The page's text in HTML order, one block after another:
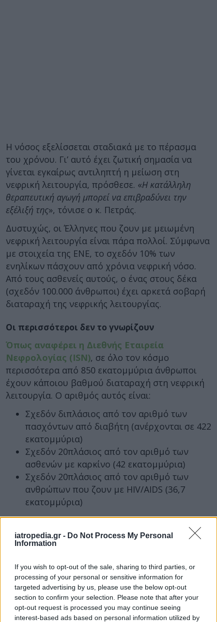
iatropedia.gr - Do Not Process My Personal
Information
If you wish to opt-out of the sale, sharing to third parties, or
processing of your personal or sensitive information for
targeted advertising by us, please use the below opt-out
section to confirm your selection. Please note that after your
opt-out request is processed you may continue seeing
interest-based ads based on personal information utilized by
Η νόσος εξελίσσεται σταδιακά με το πέρασμα
του χρόνου. Γι’ αυτό έχει ζωτική σημασία να
γίνεται εγκαίρως αντιληπτή η μείωση στη
νεφρική λειτουργία, πρόσθεσε. «Η κατάλληλη
θεραπευτική αγωγή μπορεί να επιβραδύνει την
εξέλιξή της», τόνισε ο κ. Πετράς.
Δυστυχώς, οι Έλληνες που ζουν με μειωμένη
νεφρική λειτουργία είναι πάρα πολλοί. Σύμφωνα
με στοιχεία της ΕΝΕ, το σχεδόν 10% των
ενηλίκων πάσχουν από χρόνια νεφρική νόσο.
Από τους ασθενείς αυτούς, ο ένας στους δέκα
(σχεδόν 100.000 άνθρωποι) έχει αρκετά σοβαρή
διαταραχή της νεφρικής λειτουργίας.
Οι περισσότεροι δεν το γνωρίζουν
Όπως αναφέρει η Διεθνής Εταιρεία
Νεφρολογίας (ISN), σε όλο τον κόσμο
περισσότερα από 850 εκατομμύρια άνθρωποι
έχουν κάποιου βαθμού διαταραχή στη νεφρική
λειτουργία. Ο αριθμός αυτός είναι:
Σχεδόν διπλάσιος από τον αριθμό των
πασχόντων από διαβήτη (ανέρχονται σε 422
εκατομμύρια)
Σχεδόν 20πλάσιος από τον αριθμό των
ασθενών με καρκίνο (42 εκατομμύρια)
Σχεδόν 20πλάσιος από τον αριθμό των
ανθρώπων που ζουν με HIV/AIDS (36,7
εκατομμύρια)
Δυστυχώς, οι περισσότεροι πάσχοντες δεν
γνωρίζουν ότι υπολειτουργούν οι νεφροί τους,
διότι δεν έχουν ύποπτα συμπτώματα ούτε
Επιπλέον, 5-10 εκατομμύρια άνθρωποι σε όλο
τον κόσμο βρίσκονται σε θεραπεία
υποκατάστασης της νεφρικής λειτουργίας,
κυρίως με: